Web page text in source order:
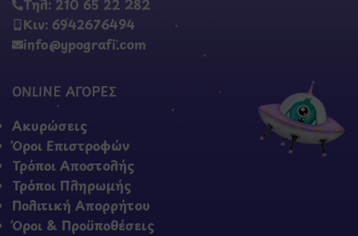
Τηλ: 210 65 22 282
Κιν: 6942676494
info@ypografi.com
ONLINE ΑΓΟΡΕΣ
Ακυρώσεις
Όροι Επιστροφών
Τρόποι Αποστολής
Τρόποι Πληρωμής
Πολιτική Απορρήτου
Όροι & Προϋποθέσεις